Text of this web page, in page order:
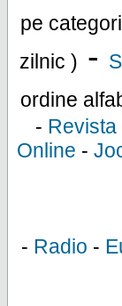
pe
zilnic ) -
ordine
- Revista
Online -
- Radio -